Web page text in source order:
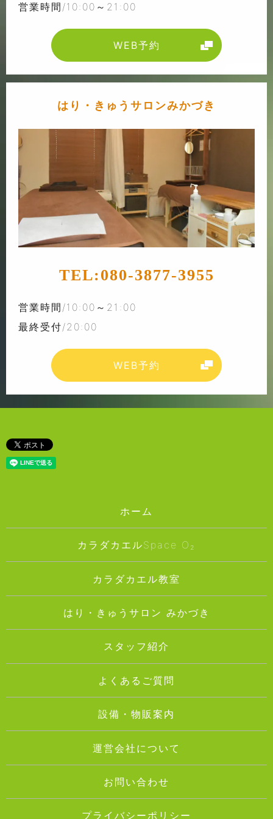
営業時間/10:00～21:00
WEB予約
はり・きゅうサロンみかづき
TEL:080-3877-3955
営業時間/10:00～21:00
最終受付/20:00
WEB予約
ホーム
カラダカエルSpace O₂
カラダカエル教室
はり・きゅうサロン みかづき
スタッフ紹介
よくあるご質問
設備・物販案内
運営会社について
お問い合わせ
プライバシーポリシー